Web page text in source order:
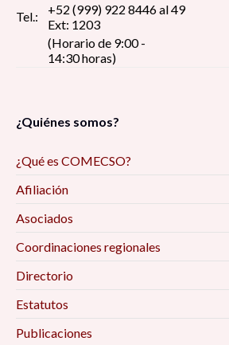
Presentación de libro «La
respuesta estatal
voluntad ciudadana como
gobernanza en la calidad de la
Conferencia «Nivel Cero (0).
Pandemia Post-COVID-19» 10:00
Mesa “Vulnerabilidades y
los Estados Unidos” 10:00 am
Ponencia «Una mirada hacia la
artesanal de la costa de Bahía de
Tel.:
+52 (999) 922 8446 al 49
Ext: 1203
(Horario de 9:00 -
14:30 horas)
¿Quiénes somos?
¿Qué es COMECSO?
Afiliación
Asociados
Coordinaciones regionales
Directorio
Estatutos
Publicaciones